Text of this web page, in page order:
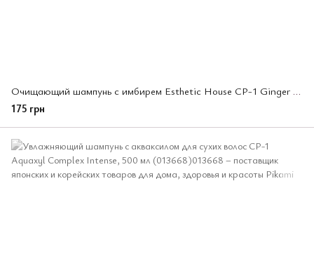
Очищающий шампунь с имбирем Esthetic House CP-1 Ginger Purifying Shampoo, 100мл (013262)
175 грн